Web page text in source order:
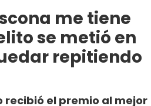
me tiene
se metió en
repitiendo
recibió el premio al mejor